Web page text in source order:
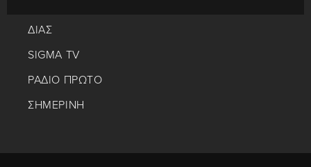
ΔΙΑΣ
SIGMA TV
ΡΑΔΙΟ ΠΡΩΤΟ
ΣΗΜΕΡΙΝΗ